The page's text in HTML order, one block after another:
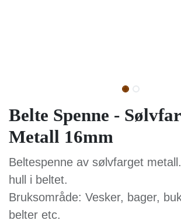
Belte Spenne -
Metall 16mm
Beltespenne av sølvfarget
pinne til hull i beltet.
Bruksområde: Vesker, bager,
belter etc.